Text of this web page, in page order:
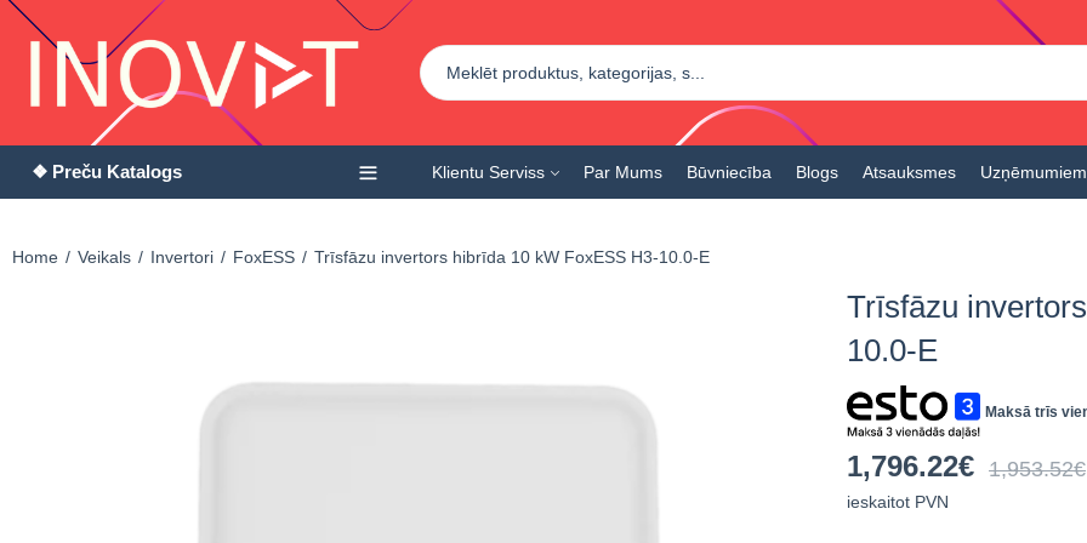
❖ Preču Katalogs Klientu Serviss Par Mums Būvniecība Blogs Atsauksmes Uzņēmumiem
Home Veikals Invertori FoxESS Trīsfāzu invertors hibrīda 10 kW FoxESS H3-10.0-E
Trīsfāzu
10.0-E
Maksā trīs
1,796.22€ 1,953.52€
ieskaitot PVN